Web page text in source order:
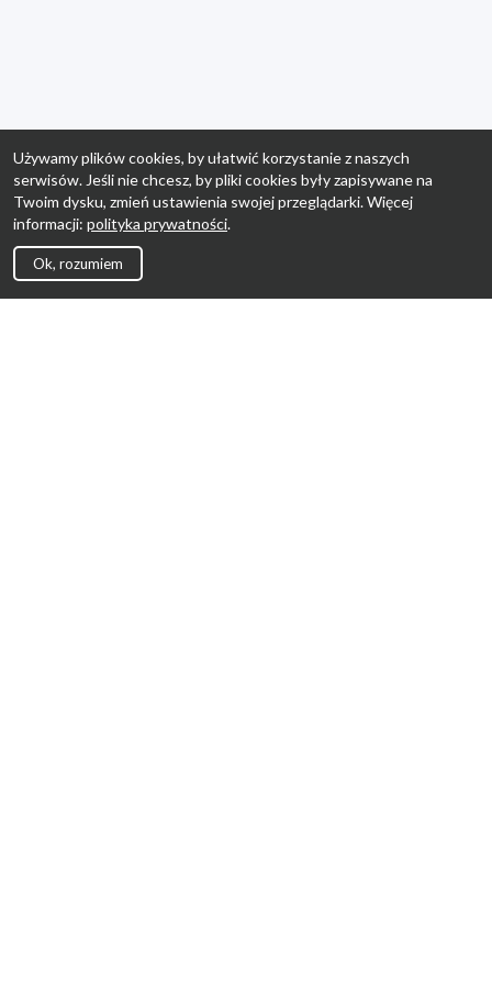
Używamy plików cookies, by ułatwić korzystanie z naszych
serwisów. Jeśli nie chcesz, by pliki cookies były zapisywane na
Twoim dysku, zmień ustawienia swojej przeglądarki. Więcej
informacji: polityka prywatności.
Ok, rozumiem